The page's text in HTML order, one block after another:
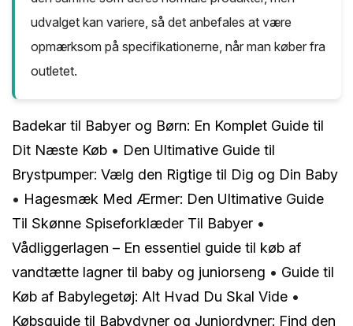
udvalget kan variere, så det anbefales at være
opmærksom på specifikationerne, når man køber fra
outletet.
Badekar til Babyer og Børn: En Komplet Guide til
Dit Næste Køb • Den Ultimative Guide til
Brystpumper: Vælg den Rigtige til Dig og Din Baby
• Hagesmæk Med Ærmer: Den Ultimative Guide
Til Skønne Spiseforklæder Til Babyer •
Vådliggerlagen – En essentiel guide til køb af
vandtætte lagner til baby og juniorseng • Guide til
Køb af Babylegetøj: Alt Hvad Du Skal Vide •
Købsguide til Babydyner og Juniordyner: Find den